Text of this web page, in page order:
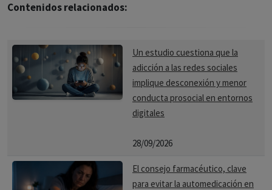
Contenidos relacionados:
Un estudio cuestiona que la
adicción a las redes sociales
implique desconexión y menor
conducta prosocial en entornos
digitales
28/09/2026
El consejo farmacéutico, clave
para evitar la automedicación en